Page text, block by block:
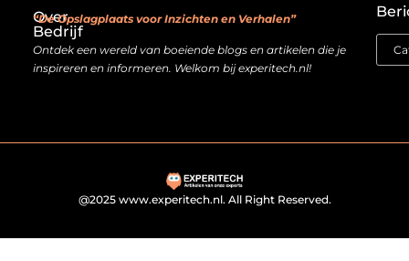
Over
Bedrijf
“De Opslagplaats voor Inzichten en Verhalen”
Ontdek een wereld van boeiende blogs en artikelen die je
inspireren en informeren. Welkom bij experitech.nl!
@2025 www.experitech.nl. All Right Reserved.